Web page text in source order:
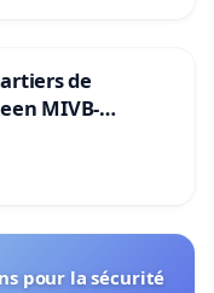
de
MIVB-
en Het
pour la sécurité